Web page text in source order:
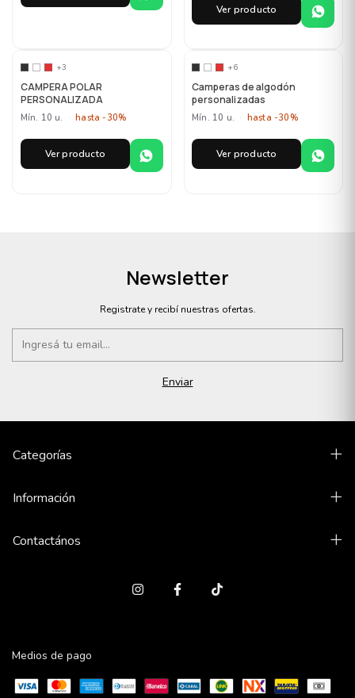
Ver producto
+3
CAMPERA POLAR
PERSONALIZADA
Mín. 10 u. · hasta -30%
Ver producto
+6
Camperas de algodón
personalizadas
Mín. 10 u. · hasta -30%
Ver producto
Newsletter
Registrate y recibí nuestras ofertas.
Categorías
Información
Contactános
Medios de pago